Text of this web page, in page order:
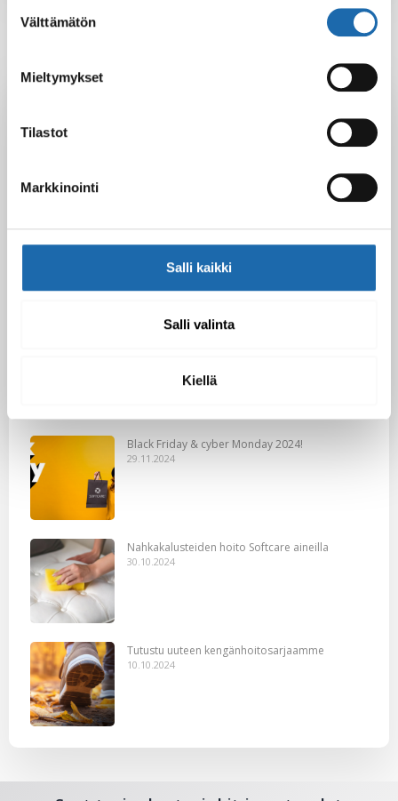
valinta
Välttämätön
Mieltymykset
Tilastot
Markkinointi
Salli kaikki
Salli valinta
Kiellä
10.03.2025
Black Friday & cyber Monday 2024!
29.11.2024
Nahkakalusteiden hoito Softcare aineilla
30.10.2024
Tutustu uuteen kengänhoitosarjaamme
10.10.2024